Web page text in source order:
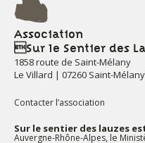
Association
Sur le Sentier des
1858 route de Saint-Mélany
Le Villard | 07260 Saint-Mélany
Contacter l’association
Sur le sentier des lauzes
Auvergne-Rhône-Alpes, le